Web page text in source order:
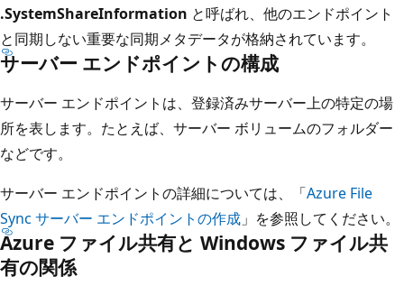
.SystemShareInformation と呼ばれ、他のエンドポイント
と同期しない重要な同期メタデータが格納されています。
サーバー エンドポイントの構成
サーバー エンドポイントは、登録済みサーバー上の特定の場
所を表します。たとえば、サーバー ボリュームのフォルダー
などです。
サーバー エンドポイントの詳細については、「Azure File
Sync サーバー エンドポイントの作成 」を参照してください。
Azure ファイル共有と Windows ファイル共
有の関係